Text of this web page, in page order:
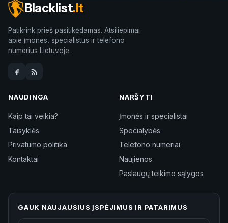
Blacklist.lt
Patikrink prieš pasitikėdamas. Atsiliepimai
apie įmones, specialistus ir telefono
numerius Lietuvoje.
NAUDINGA
Kaip tai veikia?
Taisyklės
Privatumo politika
Kontaktai
NARŠYTI
Įmonės ir specialistai
Specialybės
Telefono numeriai
Naujienos
Paslaugų teikimo sąlygos
GAUK NAUJAUSIUS ĮSPĖJIMUS IR PATARIMUS